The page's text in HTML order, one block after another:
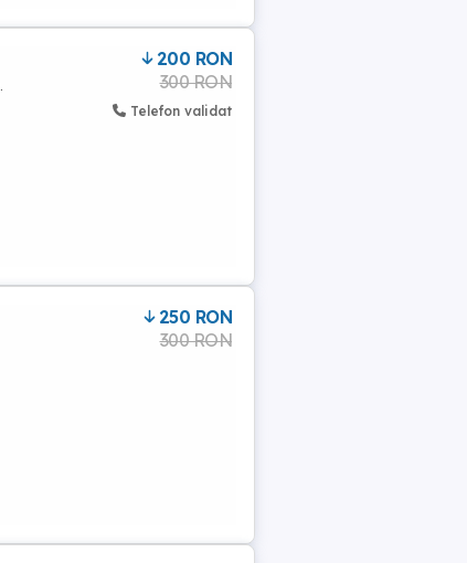
200 RON
300 RON
Telefon validat
250 RON
300 RON